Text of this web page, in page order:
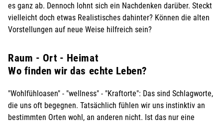
es ganz ab. Dennoch lohnt sich ein Nachdenken darüber. Steckt
vielleicht doch etwas Realistisches dahinter? Können die alten
Vorstellungen auf neue Weise hilfreich sein?
Raum - Ort - Heimat
Wo finden wir das echte Leben?
"Wohlfühloasen" - "wellness" - "Kraftorte": Das sind Schlagworte,
die uns oft begegnen. Tatsächlich fühlen wir uns instinktiv an
bestimmten Orten wohl, an anderen nicht. Ist das nur eine